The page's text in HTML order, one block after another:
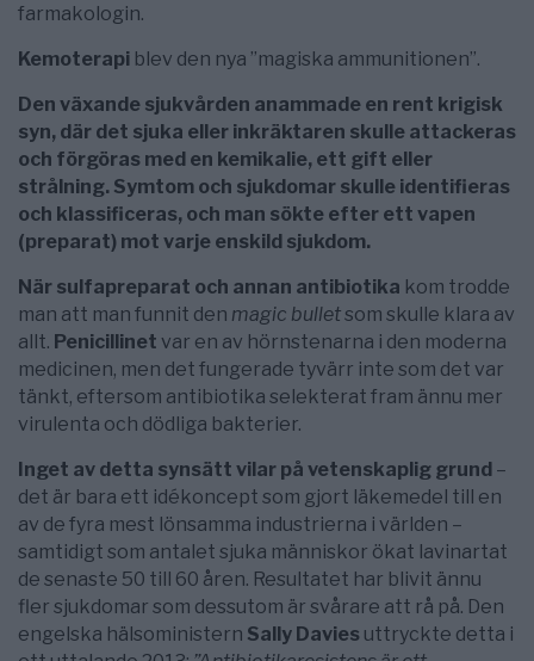
farmakologin.
Kemoterapi blev den nya ”magiska ammunitionen”.
Den växande sjukvården anammade en rent krigisk
syn, där det sjuka eller inkräktaren skulle attackeras
och förgöras med en kemikalie, ett gift eller
strålning. Symtom och sjukdomar skulle identifieras
och klassificeras, och man sökte efter ett vapen
(preparat) mot varje enskild sjukdom.
När sulfapreparat och annan antibiotika kom trodde
man att man funnit den magic bulletsom skulle klara av
allt. Penicillinet var en av hörnstenarna i den moderna
medicinen, men det fungerade tyvärr inte som det var
tänkt, eftersom antibiotika selekterat fram ännu mer
virulenta och dödliga bakterier.
Inget av detta synsätt vilar på vetenskaplig grund –
det är bara ett idékoncept som gjort läkemedel till en
av de fyra mest lönsamma industrierna i världen –
samtidigt som antalet sjuka människor ökat lavinartat
de senaste 50 till 60 åren. Resultatet har blivit ännu
fler sjukdomar som dessutom är svårare att rå på. Den
engelska hälsoministern Sally Davies uttryckte detta i